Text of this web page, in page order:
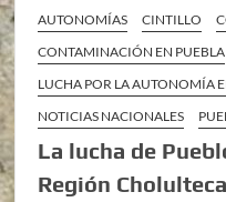
AUTONOMÍAS CINTILLO
CONTAMINACIÓN EN PUEBLA
LUCHA POR LA AUTONOMÍA
NOTICIAS NACIONALES
La lucha de
Región